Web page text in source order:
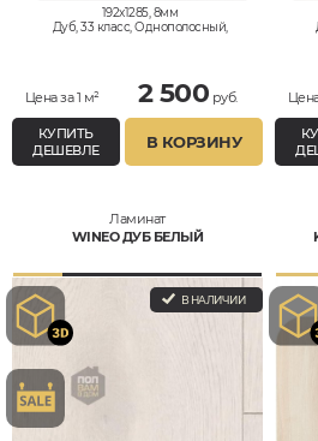
192x1285, 8мм
Дуб, 33 класс, Однополосный,
Цена за 1 м² 2 500 руб.
КУПИТЬ
ДЕШЕВЛЕ
В КОРЗИНУ
Ламинат
WINEO ДУБ БЕЛЫЙ
В НАЛИЧИИ